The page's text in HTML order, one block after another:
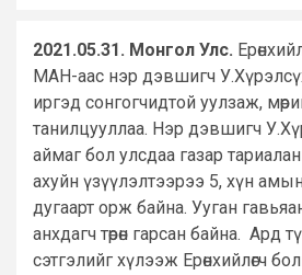
2021.05.31. Монгол Улс.
МАН-аас нэр дэвшигч
иргэд сонгогчидтой уулзаж, мөрийн
танилцууллаа. Нэр дэвшигч
аймаг бол улсдаа газар
ахуйн үзүүлэлтээрээ 5, хүн
дугаарт орж байна. Ууган
анхдагч төрөн гарсан байна. Ард
сэтгэлийг хүлээж Ерөнхийлөгч